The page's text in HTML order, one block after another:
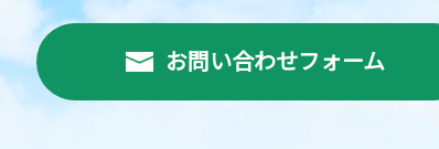
お問い合わせフォーム